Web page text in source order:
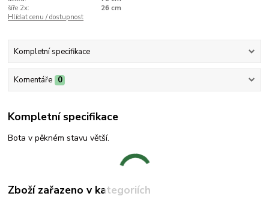
šíře 2x:
26 cm
Hlídat cenu / dostupnost
Kompletní specifikace
Komentáře 0
Kompletní specifikace
Bota v pěkném stavu větší.
Zboží zařazeno v kategoriích